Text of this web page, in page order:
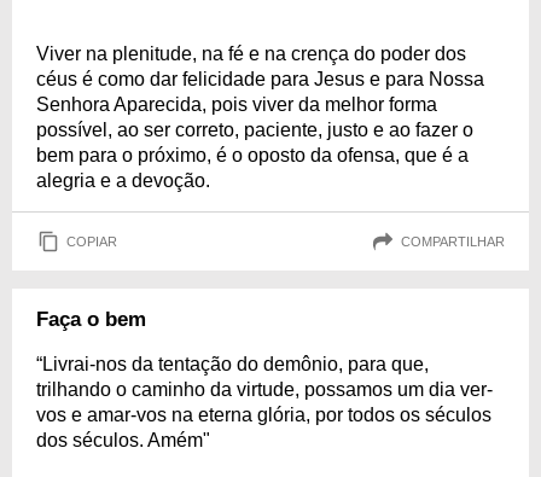
Viver na plenitude, na fé e na crença do poder dos
céus é como dar felicidade para Jesus e para Nossa
Senhora Aparecida, pois viver da melhor forma
possível, ao ser correto, paciente, justo e ao fazer o
bem para o próximo, é o oposto da ofensa, que é a
alegria e a devoção.
COPIAR COMPARTILHAR
Faça o bem
“Livrai-nos da tentação do demônio, para que,
trilhando o caminho da virtude, possamos um dia ver-
vos e amar-vos na eterna glória, por todos os séculos
dos séculos. Amém"